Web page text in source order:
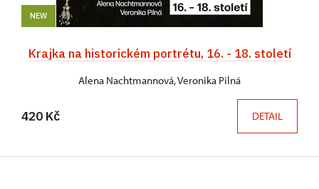
NEW
Krajka na historickém portrétu, 16. - 18. století
Alena Nachtmannová, Veronika Pilná
420 Kč DETAIL